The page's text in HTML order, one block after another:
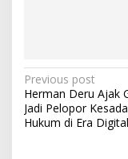
P
o
s
Previous post
Herman Deru Ajak
Jadi Pelopor
Hukum di Era Digital